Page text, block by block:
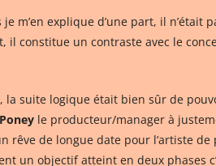
m’en explique d’une part, il n’était
il constitue un contraste avec le
, la suite logique était bien sûr de
Poney le producteur/manager à
rêve de longue date pour l’artiste
un objectif atteint en deux phases